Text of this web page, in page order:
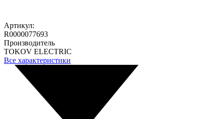
Артикул:
R0000077693
Производитель
TOKOV ELECTRIC
Все характеристики